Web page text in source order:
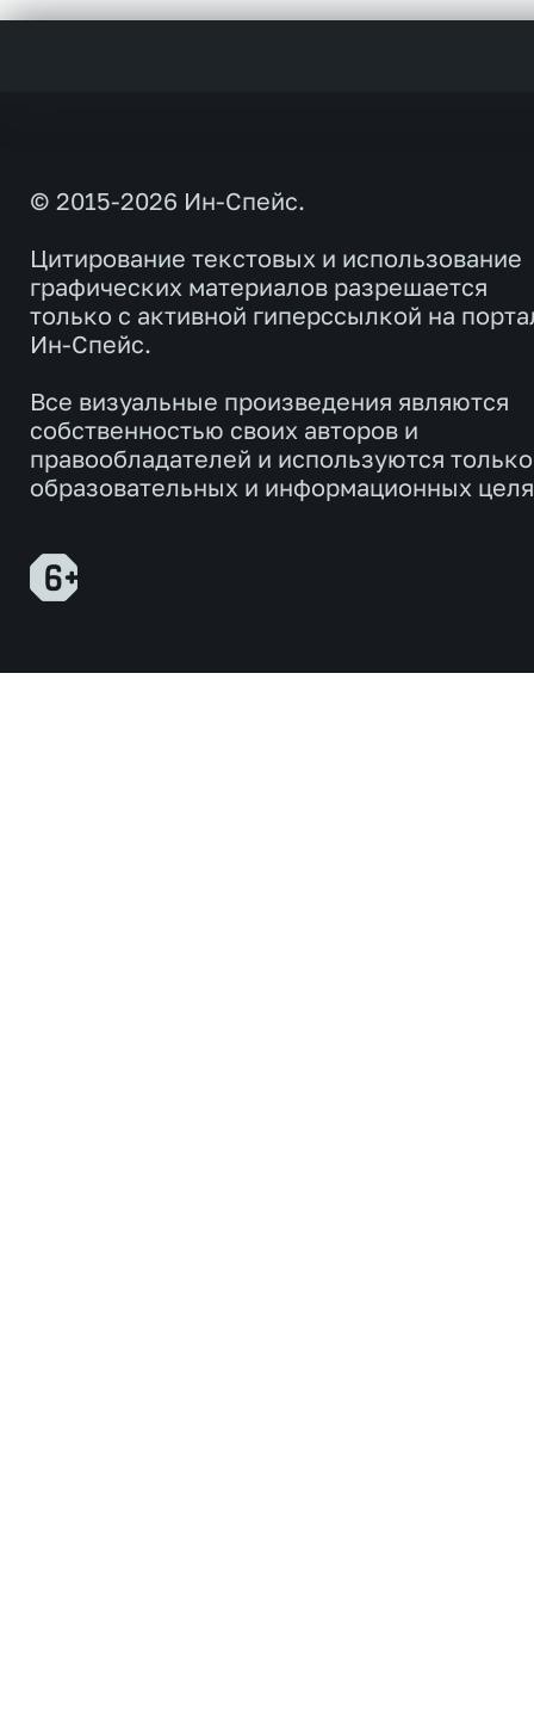
© 2015-2026 Ин-Спейс.
Цитирование текстовых и использование
графических материалов разрешается
только с активной гиперссылкой на
Ин-Спейс.
Все визуальные произведения являются
собственностью своих авторов и
правообладателей и используются
образовательных и информационных